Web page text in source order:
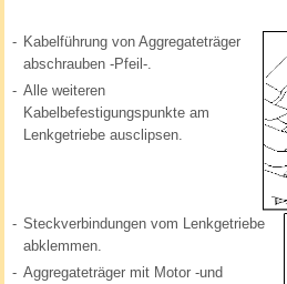
- Kabelführung von Aggregateträger
abschrauben -Pfeil-.
- Alle weiteren
Kabelbefestigungspunkte am
Lenkgetriebe ausclipsen.
- Steckverbindungen vom Lenkgetriebe
abklemmen.
- Aggregateträger mit Motor -und